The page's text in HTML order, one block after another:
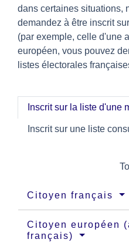
dans certaines situations,
demandez à être inscrit
(par exemple, celle d'une
européen, vous pouvez
listes électorales
Inscrit sur la liste d'une
Inscrit sur une liste
Citoyen français
Citoyen européen
français)